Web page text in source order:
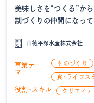
美味しさを“つくる”か
制づくりの仲間になって
山徳平塚水産株式会社
事業テー
マ
ものづくり
食・ライフス
役割・スキル クリエイテ